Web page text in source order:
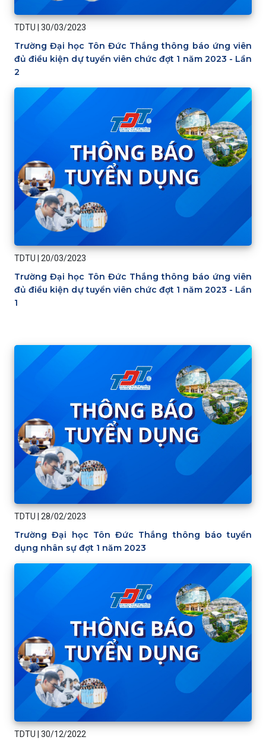
TDTU 30/03/2023
Trường Đại học Tôn Đức Thắng thông báo ứng viên
đủ điều kiện dự tuyển viên chức đợt 1 năm 2023 - Lần
2
TDTU 20/03/2023
Trường Đại học Tôn Đức Thắng thông báo ứng viên
đủ điều kiện dự tuyển viên chức đợt 1 năm 2023 - Lần
1
TDTU 28/02/2023
Trường Đại học Tôn Đức Thắng thông báo tuyển
dụng nhân sự đợt 1 năm 2023
TDTU 30/12/2022